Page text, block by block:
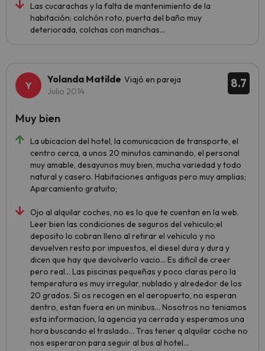
Las cucarachas y la falta de mantenimiento de la
habitación: colchón roto, puerta del baño muy
deteriorada, colchas con manchas...
8.7
Yolanda Matilde Viajó en pareja
Julio 2014
La ubicacion del hotel, la comunicacion de transporte, el
centro cerca, a unos 20 minutos caminando, el personal
muy amable, desayunos muy bien, mucha variedad y todo
natural y casero. Habitaciones antiguas pero muy amplias;
Aparcamiento gratuito;
Ojo al alquilar coches, no es lo que te cuentan en la web.
Leer bien las condiciones de seguros del vehiculo;el
deposito lo cobran lleno al retirar el vehiculo y no
devuelven resto por impuestos, el diesel dura y dura y
dicen que hay que devolverlo vacio... Es dificil de creer
pero real... Las piscinas pequeñas y poco claras pero la
temperatura es muy irregular, nublado y alrededor de los
20 grados. Si os recogen en el aeropuerto, no esperan
dentro, estan fuera en un minibus... Nosotros no teniamos
esta informacion, la agencia ya cerrada y esperamos una
hora buscando el traslado... Tras tener q alquilar coche no
nos esperaron para seguir al bus al hotel...
Muy bien